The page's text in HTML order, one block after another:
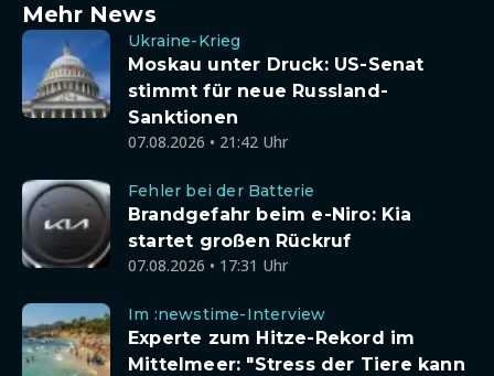
Mehr News
Ukraine-Krieg
Moskau unter Druck: US-Senat
stimmt für neue Russland-
Sanktionen
07.08.2026 • 21:42 Uhr
Fehler bei der Batterie
Brandgefahr beim e-Niro: Kia
startet großen Rückruf
07.08.2026 • 17:31 Uhr
Im :newstime-Interview
Experte zum Hitze-Rekord im
Mittelmeer: "Stress der Tiere kann